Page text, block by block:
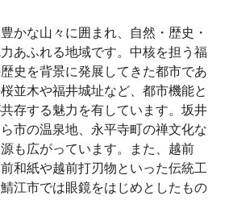
かな山々に囲まれ、自然・歴史・
あふれる地域です。中核を担う福
史を背景に発展してきた都市であ
並木や福井城址など、都市機能と
存する魅力を有しています。坂井
市の温泉地、永平寺町の禅文化な
も広がっています。また、越前
和紙や越前打刃物といった伝統工
江市では眼鏡をはじめとしたもの